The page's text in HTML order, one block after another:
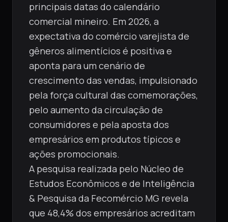
principais datas do calendário
comercial mineiro. Em 2026, a
expectativa do comércio varejista de
gêneros alimentícios é positiva e
aponta para um cenário de
crescimento das vendas, impulsionado
pela força cultural das comemorações,
pelo aumento da circulação de
consumidores e pela aposta dos
empresários em produtos típicos e
ações promocionais.
A pesquisa realizada pelo Núcleo de
Estudos Econômicos e de Inteligência
& Pesquisa da Fecomércio MG revela
que 48,4% dos empresários acreditam